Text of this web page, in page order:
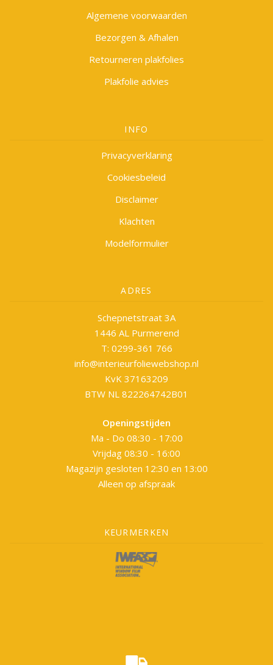
Algemene voorwaarden
Bezorgen & Afhalen
Retourneren plakfolies
Plakfolie advies
INFO
Privacyverklaring
Cookiesbeleid
Disclaimer
Klachten
Modelformulier
ADRES
Schepnetstraat 3A
1446 AL Purmerend
T: 0299-361 766
info@interieurfoliewebshop.nl
KvK 37163209
BTW NL 822264742B01
Openingstijden
Ma - Do 08:30 - 17:00
Vrijdag 08:30 - 16:00
Magazijn gesloten 12:30 en 13:00
Alleen op afspraak
KEURMERKEN